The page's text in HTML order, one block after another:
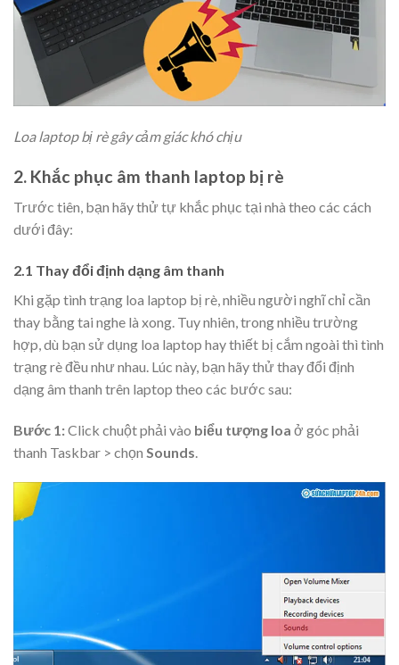
Loa laptop bị rè gây cảm giác khó chịu
2. Khắc phục âm thanh laptop bị rè
Trước tiên, bạn hãy thử tự khắc phục tại nhà theo các cách
dưới đây:
2.1 Thay đổi định dạng âm thanh
Khi gặp tình trạng loa laptop bị rè, nhiều người nghĩ chỉ cần
thay bằng tai nghe là xong. Tuy nhiên, trong nhiều trường
hợp, dù bạn sử dụng loa laptop hay thiết bị cắm ngoài thì tình
trạng rè đều như nhau. Lúc này, bạn hãy thử thay đổi định
dạng âm thanh trên laptop theo các bước sau:
Bước 1:Click chuột phải vào biểu tượng loa ở góc phải
thanh Taskbar > chọn Sounds.